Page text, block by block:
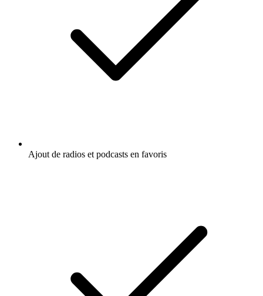
Ajout de radios et podcasts en favoris